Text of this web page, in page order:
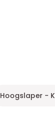
Hoogslaper -